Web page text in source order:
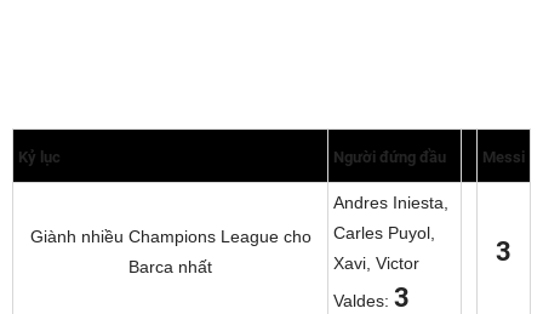
Kỷ lục Người đứng đầu Messi
Giành nhiều Champions League cho
Barca nhất
Andres Iniesta,
Carles Puyol,
Xavi, Victor
Valdes: 3
3